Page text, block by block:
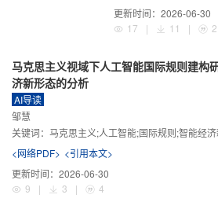
更新时间： 2026-06-30
17
| 11 | 2
马克思主义视域下人工智能国际规则建
济新形态的分析
AI导读
邹慧
关键词： 马克思主义;人工智能;国际规则;智能经济新形
<网络PDF> <引用本文>
更新时间： 2026-06-30
9
| 3 | 4